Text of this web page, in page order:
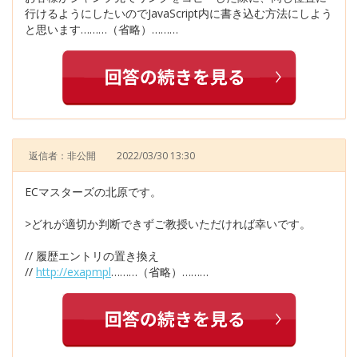
行けるようにしたいのでJavaScript内に書き込む方法にしよう
と思います………（省略）………
返信者：非公開 2022/03/30 13:30
ECマスターズの北原です。
>どれが適切か判断できずご教授いただければ幸いです。
// 履歴エントリの置き換え
// http://exapmpl………（省略）………